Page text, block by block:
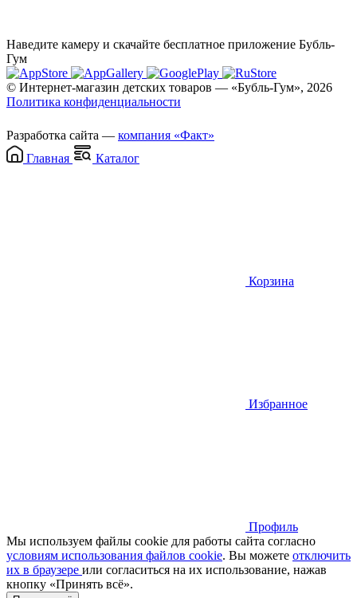
Наведите камеру и скачайте бесплатное приложение Бубль-
Гум
© Интернет-магазин детских товаров — «Бубль-Гум», 2026
Политика конфиденциальности
Разработка сайта — компания «Факт»
Главная
Каталог
Корзина
Избранное
Профиль
Мы используем файлы cookie для работы сайта согласно
условиям использования файлов cookie. Вы можете отключить
их в браузере или cогласиться на их использование, нажав
кнопку «Принять всё».